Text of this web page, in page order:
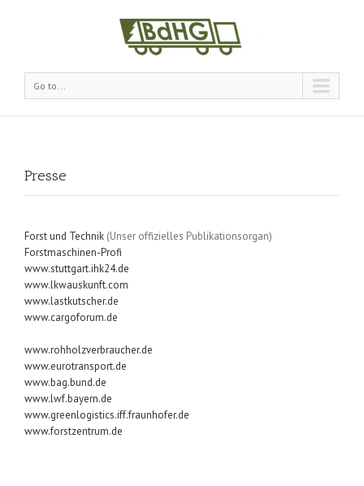
Go to...
Presse
Forst und Technik (Unser offizielles Publikationsorgan)
Forstmaschinen-Profi
www.stuttgart.ihk24.de
www.lkwauskunft.com
www.lastkutscher.de
www.cargoforum.de
www.rohholzverbraucher.de
www.eurotransport.de
www.bag.bund.de
www.lwf.bayern.de
www.greenlogistics.iff.fraunhofer.de
www.forstzentrum.de